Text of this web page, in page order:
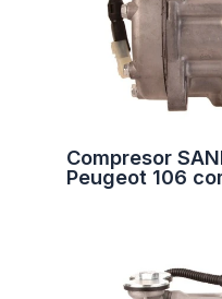
Compresor
Peugeot 106